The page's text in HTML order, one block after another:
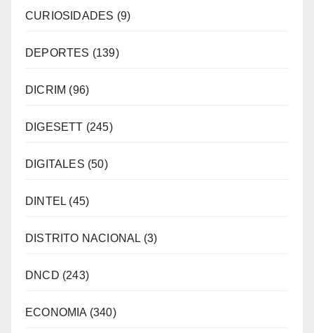
CURIOSIDADES (9)
DEPORTES (139)
DICRIM (96)
DIGESETT (245)
DIGITALES (50)
DINTEL (45)
DISTRITO NACIONAL (3)
DNCD (243)
ECONOMIA (340)